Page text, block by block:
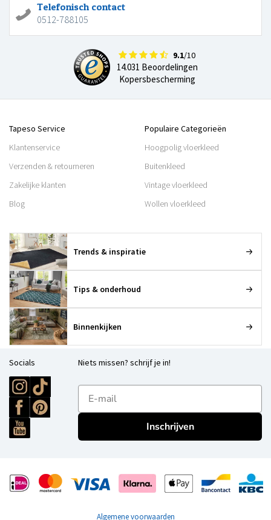
Telefonisch contact
0512-788105
9.1/10
14.031 Beoordelingen
Kopersbescherming
Tapeso Service
Klantenservice
Verzenden & retourneren
Zakelijke klanten
Blog
Populaire Categorieën
Hoogpolig vloerkleed
Buitenkleed
Vintage vloerkleed
Wollen vloerkleed
Trends & inspiratie
Tips & onderhoud
Binnenkijken
Socials Niets missen? schrijf je in!
E-mailadres
Inschrijven
Algemene voorwaarden